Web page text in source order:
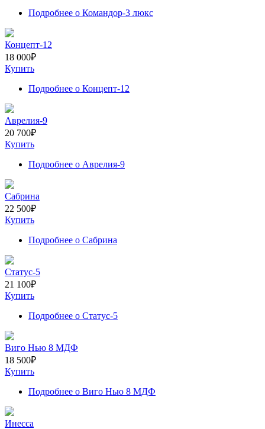
Подробнее о Командор-3 люкс
Концепт-12
18 000₽
Купить
Подробнее о Концепт-12
Аврелия-9
20 700₽
Купить
Подробнее о Аврелия-9
Сабрина
22 500₽
Купить
Подробнее о Сабрина
Статус-5
21 100₽
Купить
Подробнее о Статус-5
Виго Нью 8 МДФ
18 500₽
Купить
Подробнее о Виго Нью 8 МДФ
Инесса